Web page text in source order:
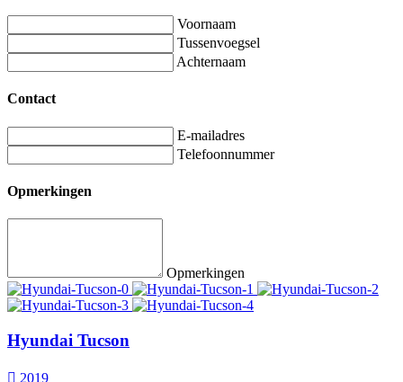
Voornaam
Tussenvoegsel
Achternaam
Contact
E-mailadres
Telefoonnummer
Opmerkingen
Opmerkingen
Hyundai Tucson
2019